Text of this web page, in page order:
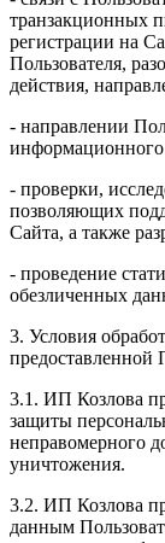
транзакционных
регистрации на
Пользователя,
действия,
- направлении
информационного
- проверки,
позволяющих
Сайта, а также
- проведение
обезличенных
3. Условия
предоставленной
3.1. ИП Козлова
защиты
неправомерного
уничтожения.
3.2. ИП Козлова
данным